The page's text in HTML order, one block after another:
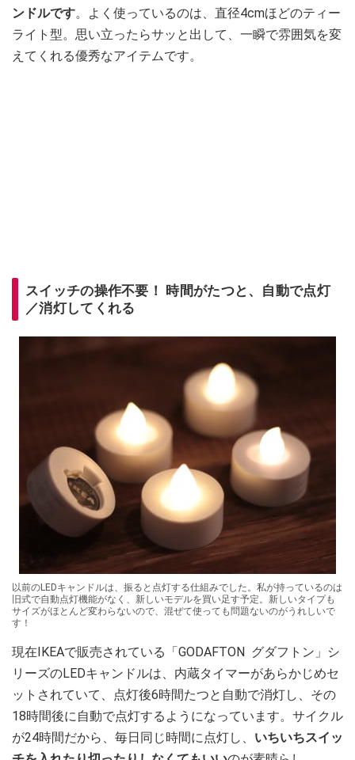
ンドルです。よく使っているのは、直径4cmほどのティー
ライト型。思い立ったらサッと出して、一瞬で雰囲気を変
えてくれる優秀なアイテムです。
スイッチの操作不要！ 時間がたつと、自動で点灯
／消灯してくれる
以前のLEDキャンドルは、振ると点灯する仕組みでした。私が持っているのは
旧式で自動点灯機能がなく、新しいモデルを買い足す予定。新しいタイプも
サイズがほとんど変わらないので、混ぜて使っても問題ないのがうれしいで
す！
現在IKEAで販売されている「GODAFTON グダフトン」シ
リーズのLEDキャンドルは、内蔵タイマーがあらかじめセ
ットされていて、点灯後6時間たつと自動で消灯し、その
18時間後に自動で点灯するようになっています。サイクル
が24時間だから、毎日同じ時間に点灯し、 いちいちスイッ